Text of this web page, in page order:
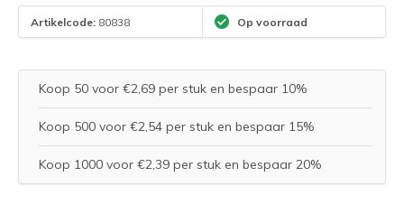
Artikelcode: 80838 Op voorraad
Koop 50 voor €2,69 per stuk en bespaar 10%
Koop 500 voor €2,54 per stuk en bespaar 15%
Koop 1000 voor €2,39 per stuk en bespaar 20%